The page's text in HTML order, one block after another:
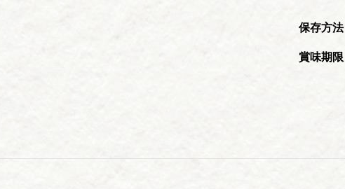
保存方法
賞味期限